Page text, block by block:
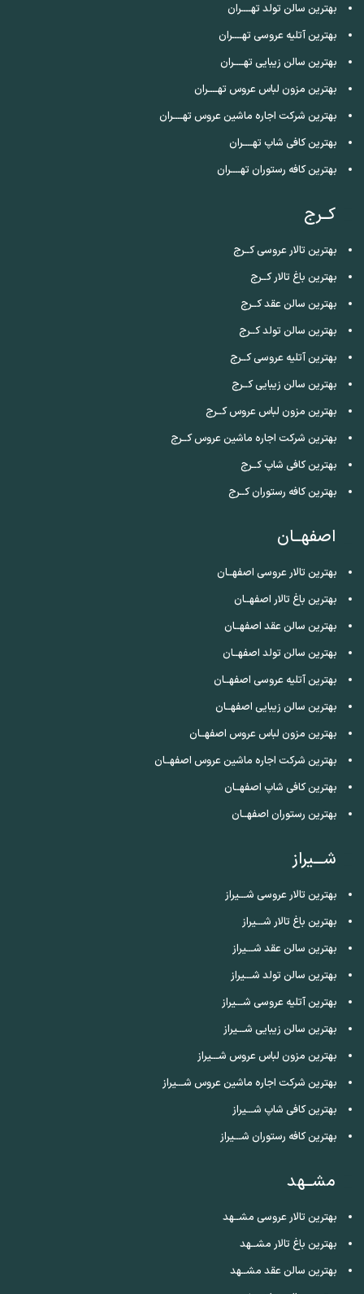
بهترین سالن تولد تهــــران
بهترین آتلیه عروسی تهــــران
بهترین سالن زیبایی تهــــران
بهترین مزون لباس عروس تهــــران
بهترین شرکت اجاره ماشین عروس تهــــران
بهترین کافی شاپ تهــــران
بهترین کافه رستوران تهــــران
کــرج
بهترین تالار عروسی کــرج
بهترین باغ تالار کــرج
بهترین سالن عقد کــرج
بهترین سالن تولد کــرج
بهترین آتلیه عروسی کــرج
بهترین سالن زیبایی کــرج
بهترین مزون لباس عروس کــرج
بهترین شرکت اجاره ماشین عروس کــرج
بهترین کافی شاپ کــرج
بهترین کافه رستوران کــرج
اصفهــان
بهترین تالار عروسی اصفهــان
بهترین باغ تالار اصفهــان
بهترین سالن عقد اصفهــان
بهترین سالن تولد اصفهــان
بهترین آتلیه عروسی اصفهــان
بهترین سالن زیبایی اصفهــان
بهترین مزون لباس عروس اصفهــان
بهترین شرکت اجاره ماشین عروس اصفهــان
بهترین کافی شاپ اصفهــان
بهترین رستوران اصفهــان
شـــیراز
بهترین تالار عروسی شـــیراز
بهترین باغ تالار شـــیراز
بهترین سالن عقد شـــیراز
بهترین سالن تولد شـــیراز
بهترین آتلیه عروسی شـــیراز
بهترین سالن زیبایی شـــیراز
بهترین مزون لباس عروس شـــیراز
بهترین شرکت اجاره ماشین عروس شـــیراز
بهترین کافی شاپ شـــیراز
بهترین کافه رستوران شـــیراز
مشــهد
بهترین تالار عروسی مشــهد
بهترین باغ تالار مشــهد
بهترین سالن عقد مشــهد